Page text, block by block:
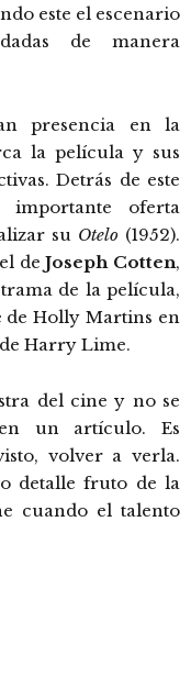
este el escenario
de manera
presencia en la
la película y sus
Detrás de este
importante oferta
su Otelo (1952).
deJoseph Cotten,
de la película,
de Holly Martins en
Harry Lime.
del cine y no se
un artículo. Es
volver a verla.
detalle fruto de la
cuando el talento